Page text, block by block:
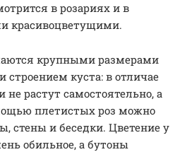
в розариях и в
красивоцветущими.
крупными размерами
строением куста: в отличае
не растут самостоятельно, а
плетистых роз можно
стены и беседки. Цветение у
обильное, а бутоны